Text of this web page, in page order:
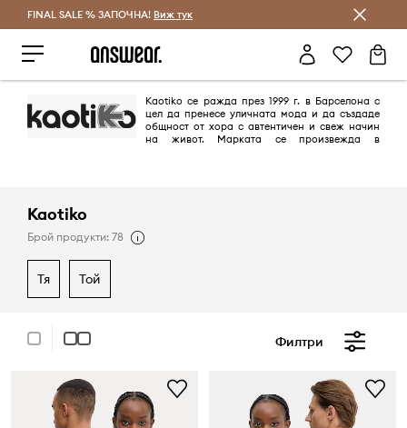
Спестявай с Answear Club
FINAL SALE % ЗАПОЧНА! Виж тук
Kaotiko се ражда през 1999 г. в Барселона с
цел да пренесе уличната мода и да създаде
общност от хора с автентичен и свеж начин
на живот. Марката се произвежда в
Kaotiko
Брой продукти: 78
тя той
Филтри